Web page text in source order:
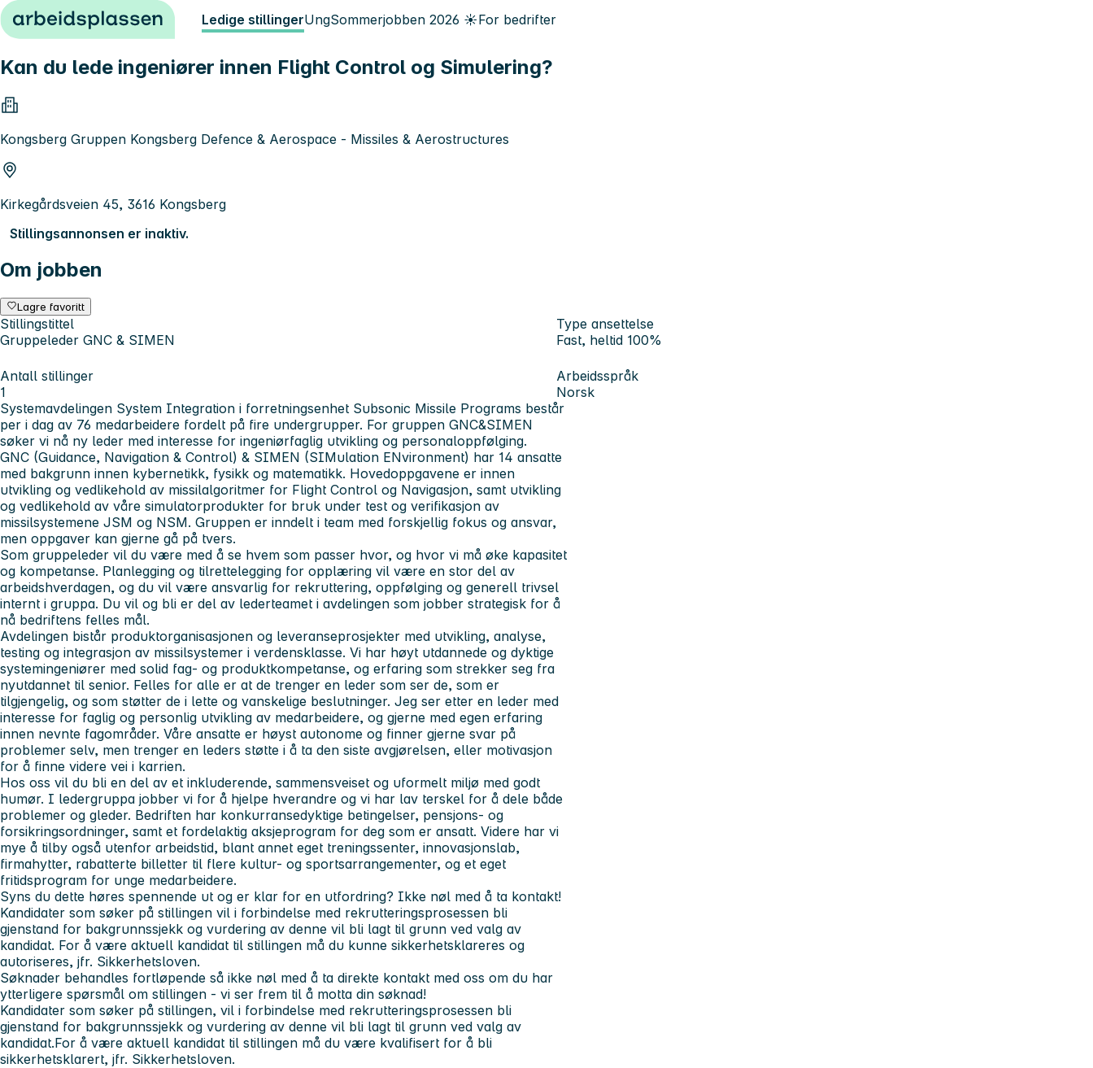
Hopp til innhold Ledige stillingerUngSommerjobben 2026 ☀️For bedrifter
Kan du lede ingeniører innen Flight Control og Simulering?
Kongsberg Gruppen Kongsberg Defence & Aerospace - Missiles & Aerostructures
Kirkegårdsveien 45, 3616 Kongsberg
Stillingsannonsen er inaktiv.
Om jobben
Lagre favoritt
Stillingstittel
Gruppeleder GNC & SIMEN
Type ansettelse
Fast, heltid 100%
Antall stillinger
1
Arbeidsspråk
Norsk
Systemavdelingen System Integration i forretningsenhet Subsonic Missile Programs består
per i dag av 76 medarbeidere fordelt på fire undergrupper. For gruppen GNC&SIMEN
søker vi nå ny leder med interesse for ingeniørfaglig utvikling og personaloppfølging.
GNC (Guidance, Navigation & Control) & SIMEN (SIMulation ENvironment) har 14 ansatte
med bakgrunn innen kybernetikk, fysikk og matematikk. Hovedoppgavene er innen
utvikling og vedlikehold av missilalgoritmer for Flight Control og Navigasjon, samt utvikling
og vedlikehold av våre simulatorprodukter for bruk under test og verifikasjon av
missilsystemene JSM og NSM. Gruppen er inndelt i team med forskjellig fokus og ansvar,
men oppgaver kan gjerne gå på tvers.
Som gruppeleder vil du være med å se hvem som passer hvor, og hvor vi må øke kapasitet
og kompetanse. Planlegging og tilrettelegging for opplæring vil være en stor del av
arbeidshverdagen, og du vil være ansvarlig for rekruttering, oppfølging og generell trivsel
internt i gruppa. Du vil og bli er del av lederteamet i avdelingen som jobber strategisk for å
nå bedriftens felles mål.
Avdelingen bistår produktorganisasjonen og leveranseprosjekter med utvikling, analyse,
testing og integrasjon av missilsystemer i verdensklasse. Vi har høyt utdannede og dyktige
systemingeniører med solid fag- og produktkompetanse, og erfaring som strekker seg fra
nyutdannet til senior. Felles for alle er at de trenger en leder som ser de, som er
tilgjengelig, og som støtter de i lette og vanskelige beslutninger. Jeg ser etter en leder med
interesse for faglig og personlig utvikling av medarbeidere, og gjerne med egen erfaring
innen nevnte fagområder. Våre ansatte er høyst autonome og finner gjerne svar på
problemer selv, men trenger en leders støtte i å ta den siste avgjørelsen, eller motivasjon
for å finne videre vei i karrien.
Hos oss vil du bli en del av et inkluderende, sammensveiset og uformelt miljø med godt
humør. I ledergruppa jobber vi for å hjelpe hverandre og vi har lav terskel for å dele både
problemer og gleder. Bedriften har konkurransedyktige betingelser, pensjons- og
forsikringsordninger, samt et fordelaktig aksjeprogram for deg som er ansatt. Videre har vi
mye å tilby også utenfor arbeidstid, blant annet eget treningssenter, innovasjonslab,
firmahytter, rabatterte billetter til flere kultur- og sportsarrangementer, og et eget
fritidsprogram for unge medarbeidere.
Syns du dette høres spennende ut og er klar for en utfordring? Ikke nøl med å ta kontakt!
Kandidater som søker på stillingen vil i forbindelse med rekrutteringsprosessen bli
gjenstand for bakgrunnssjekk og vurdering av denne vil bli lagt til grunn ved valg av
kandidat. For å være aktuell kandidat til stillingen må du kunne sikkerhetsklareres og
autoriseres, jfr. Sikkerhetsloven.
Søknader behandles fortløpende så ikke nøl med å ta direkte kontakt med oss om du har
ytterligere spørsmål om stillingen - vi ser frem til å motta din søknad!
Kandidater som søker på stillingen, vil i forbindelse med rekrutteringsprosessen bli
gjenstand for bakgrunnssjekk og vurdering av denne vil bli lagt til grunn ved valg av
kandidat.For å være aktuell kandidat til stillingen må du være kvalifisert for å bli
sikkerhetsklarert, jfr. Sikkerhetsloven.